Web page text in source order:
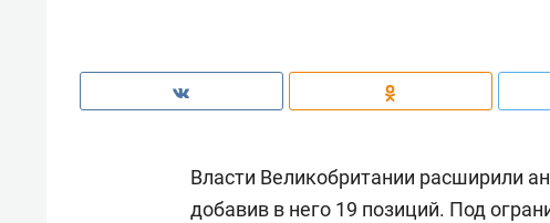
Власти Великобритании расширили
добавив в него 19 позиций. Под